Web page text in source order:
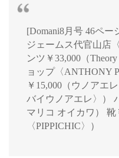
[Domani8月号 46ペー
ジェームス代官山店
ンツ￥33,000（
ョップ〈ANTHONY
￥15,000（ウノアエ
バイウノアエレ〉）
マリコ オイカワ） 靴
〈PIPPICHIC〉）